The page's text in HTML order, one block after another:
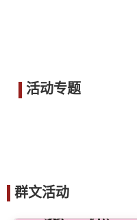
活动专题
群文活动